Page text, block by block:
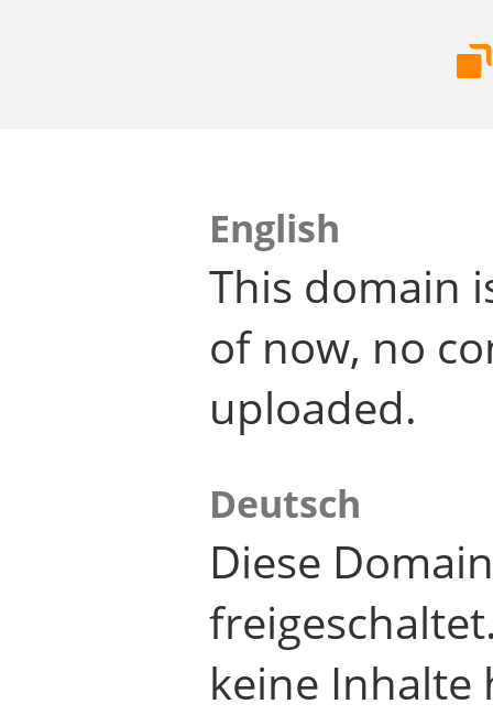
English
This domain
of now, no
uploaded.
Deutsch
Diese
keine Inhalte